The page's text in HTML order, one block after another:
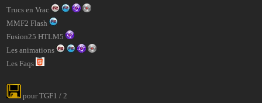
Trucs en Vrac
MMF2 Flash
Fusion25 HTLM5
Les animations
Les Faqs
pour TGF1 / 2